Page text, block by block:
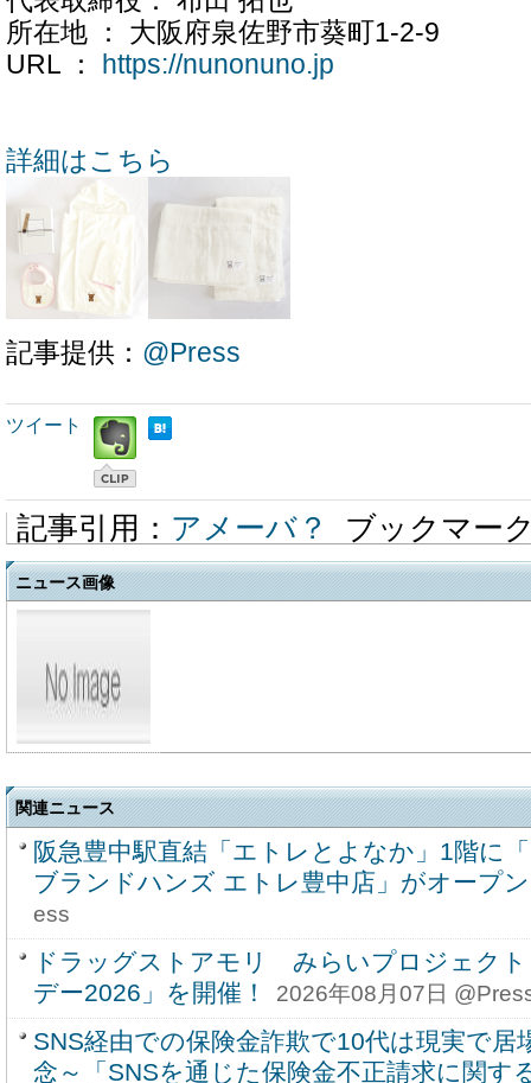
所在地 ： 大阪府泉佐野市葵町1-2-9
URL ：
https://nunonuno.jp
詳細はこちら
記事提供： @Press
ツイート
記事引用： アメーバ？ ブックマー
ニュース画像
関連ニュース
阪急豊中駅直結「エトレとよなか」1階に
ブランドハンズ エトレ豊中店」がオープン
ess
ドラッグストアモリ みらいプロジェクト
デー2026」を開催！
2026年08月07日
SNS経由での保険金詐欺で10代は現実で居
念～「SNSを通じた保険金不正請求に関す